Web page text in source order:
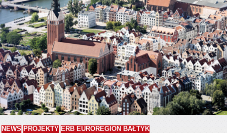
NEWS PROJEKTY ERB EUROREGION BAŁTYK